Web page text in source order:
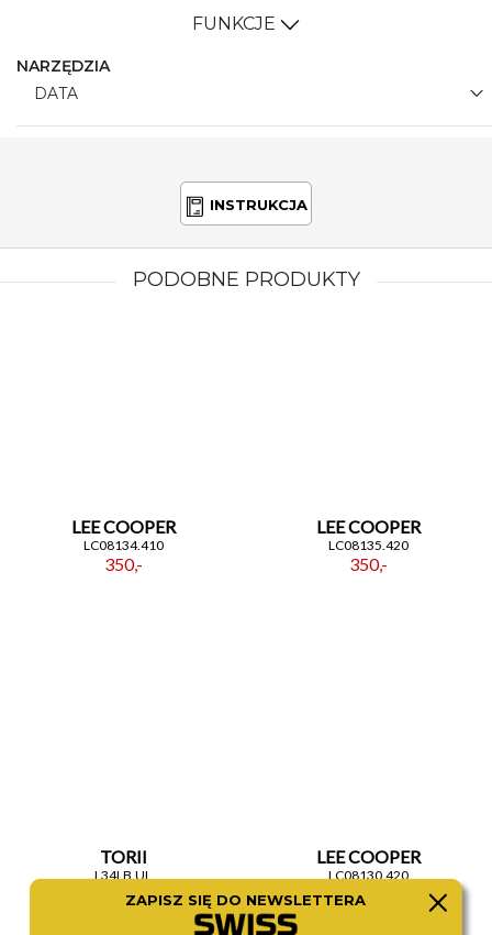
FUNKCJE
NARZĘDZIA
DATA
INSTRUKCJA
PODOBNE PRODUKTY
LEE COOPER
LC08134.410
350,-
LEE COOPER
LC08135.420
350,-
TORII
L34LB.UL
450,-
LEE COOPER
LC08130.420
380,-
ZAPISZ SIĘ DO NEWSLETTERA